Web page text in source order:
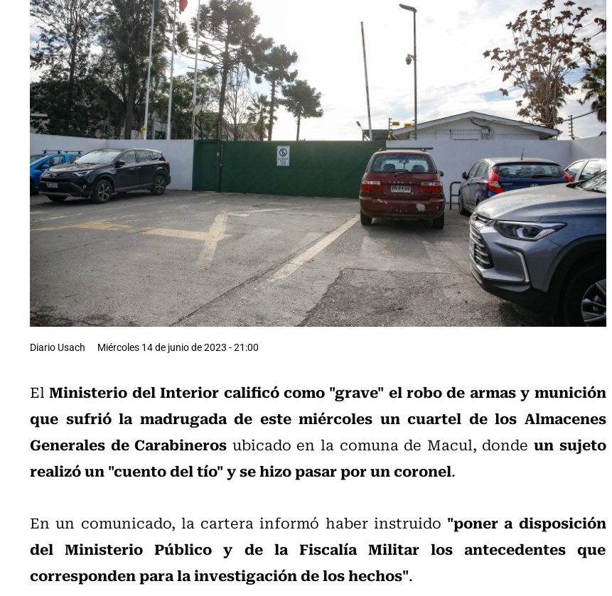
Diario Usach Miércoles 14 de junio de 2023 - 21:00
ElMinisterio del Interior calificó como "grave" el robo de armas y munición
que sufrió la madrugada de este miércoles un cuartel de los Almacenes
Generales de Carabineros ubicado en la comuna de Macul, donde un sujeto
realizó un "cuento del tío" y se hizo pasar por un coronel.
En un comunicado, la cartera informó haber instruido "poner a disposición
del Ministerio Público y de la Fiscalía Militar los antecedentes que
corresponden para la investigación de los hechos".